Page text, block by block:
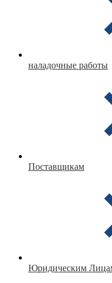
наладочные работы
Поставщикам
Юридическим